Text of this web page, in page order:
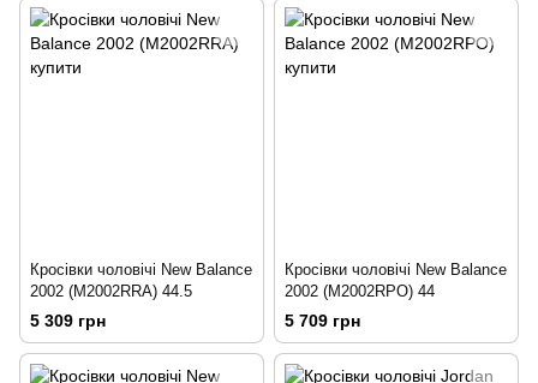
Кросівки чоловічі New Balance
2002 (M2002RRA) 44.5
5 309 грн
Кросівки чоловічі New Balance
2002 (M2002RPO) 44
5 709 грн